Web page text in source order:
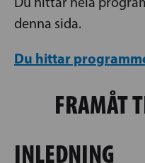
denna sida.
Du hittar
FRAMÅT
INLEDNING